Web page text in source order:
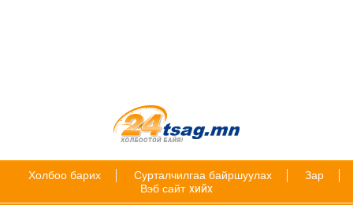
Холбоо барих Сурталчилгаа байршуулах
Зар
Вэб сайт хийх